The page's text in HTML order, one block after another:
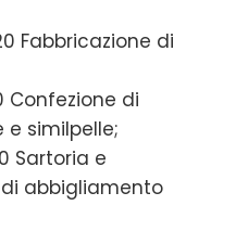
Fabbricazione di
Confezione di
similpelle;
Sartoria e
abbigliamento